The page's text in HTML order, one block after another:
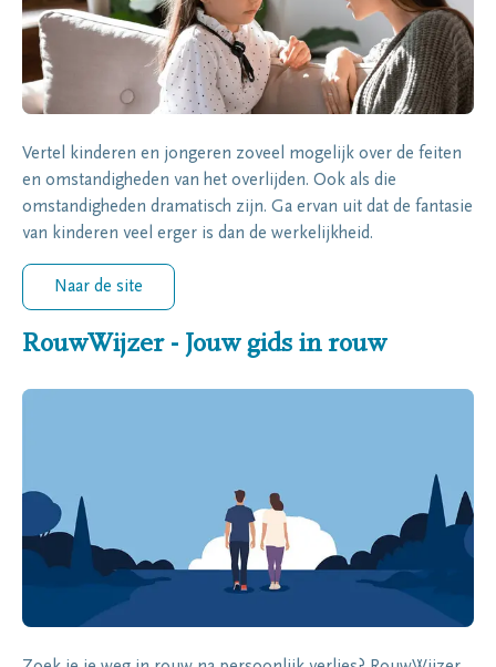
Vertel kinderen en jongeren zoveel mogelijk over de feiten
en omstandigheden van het overlijden. Ook als die
omstandigheden dramatisch zijn. Ga ervan uit dat de fantasie
van kinderen veel erger is dan de werkelijkheid.
Naar de site
RouwWijzer - Jouw gids in rouw